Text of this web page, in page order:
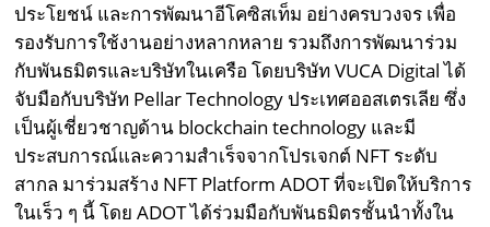
ประโยชน์ และการพัฒนาอีโคซิสเท็ม อย่างครบวงจร เพื่อ
รองรับการใช้งานอย่างหลากหลาย รวมถึงการพัฒนาร่วม
กับพันธมิตรและบริษัทในเครือ โดยบริษัท VUCA Digital ได้
จับมือกับบริษัท Pellar Technology ประเทศออสเตรเลีย ซึ่ง
เป็นผู้เชี่ยวชาญด้าน blockchain technology และมี
ประสบการณ์และความสำเร็จจากโปรเจกต์ NFT ระดับ
สากล มาร่วมสร้าง NFT Platform ADOT ที่จะเปิดให้บริการ
ในเร็ว ๆ นี้ โดย ADOT ได้ร่วมมือกับพันธมิตรชั้นนำทั้งใน